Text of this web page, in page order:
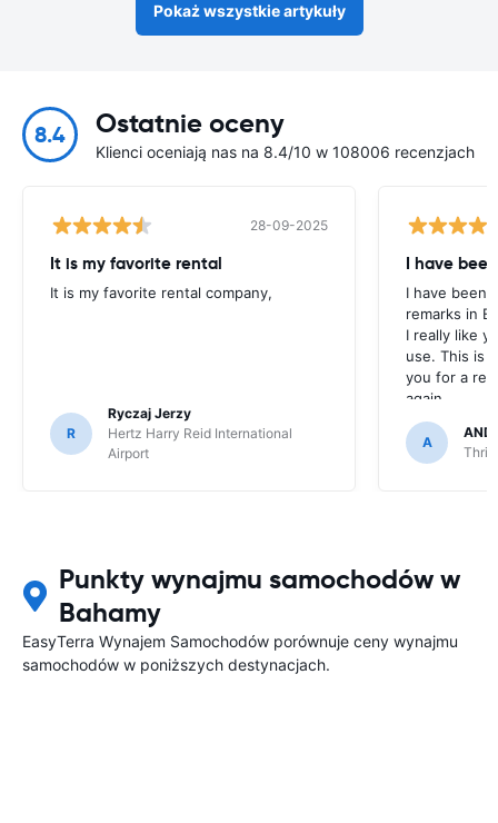
Pokaż wszystkie artykuły
8.4 Ostatnie oceny
Klienci oceniają nas na 8.4/10 w 108006 recenzjach
28-09-2025
It is my favorite rental
It is my favorite rental company,
R
Ryczaj Jerzy
Hertz Harry Reid International
Airport
I have
I have been
remarks in
I really like
use. This is
you for a
again.
A
Punkty wynajmu samochodów w
Bahamy
EasyTerra Wynajem Samochodów porównuje ceny wynajmu
samochodów w poniższych destynacjach.